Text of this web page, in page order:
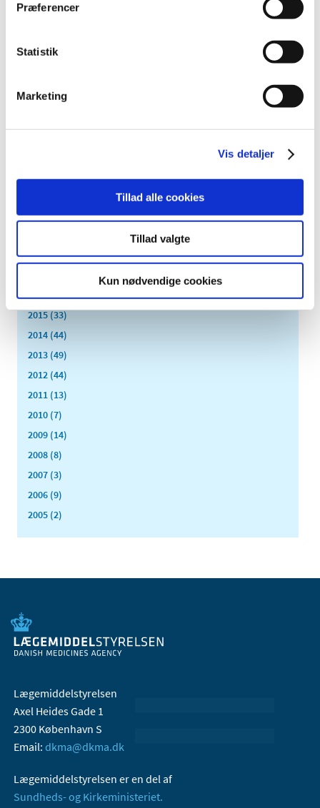
Præferencer
Statistik
Marketing
Vis detaljer
Tillad alle cookies
Tillad valgte
Kun nødvendige cookies
2019 (159)
2017 (167)
december (14)
oktober (13)
juli (15)
maj (10)
marts (9)
januar (17)
2015 (33)
2014 (44)
2013 (49)
2012 (44)
2011 (13)
2010 (7)
2009 (14)
2008 (8)
2007 (3)
2006 (9)
2005 (2)
Lægemiddelstyrelsen
Axel Heides Gade 1
2300 København S
Email: dkma@dkma.dk
Lægemiddelstyrelsen er en del af
Sundheds- og Kirkeministeriet.